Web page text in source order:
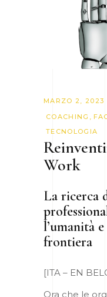
MARZO 2, 2023
COACHING ,
TECNOLOGIA
Work
La ricerca
l’umanità
frontiera
[ITA – EN
Ora che le